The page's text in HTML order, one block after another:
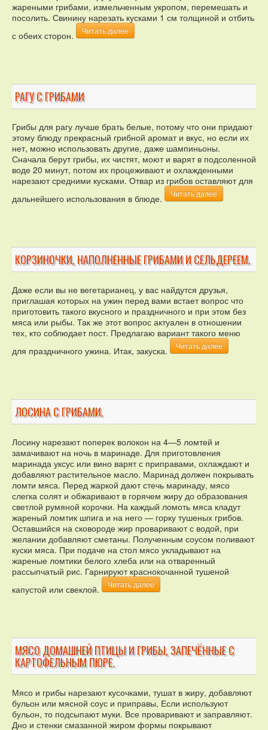
жареными грибами, измельченным укропом, перемешать и
посолить. Свинину нарезать кусками 1 см толщиной и отбить
с обеих сторон.
Читать далее
РАГУ С ГРИБАМИ
Грибы для рагу лучше брать белые, потому что они придают
этому блюду прекрасный грибной аромат и вкус, но если их
нет, можно использовать другие, даже шампиньоны.
Сначала берут грибы, их чистят, моют и варят в подсоленной
воде 20 минут, потом их процеживают и охлажденными
нарезают средними кусками. Отвар из грибов оставляют для
дальнейшего использования в блюде.
Читать далее
КОРЗИНОЧКИ, НАПОЛНЕННЫЕ ГРИБАМИ И СЕЛЬДЕРЕЕМ.
Даже если вы не вегетарианец, у вас найдутся друзья,
приглашая которых на ужин перед вами встает вопрос что
приготовить такого вкусного и праздничного и при этом без
мяса или рыбы. Так же этот вопрос актуален в отношении
тех, кто соблюдает пост. Предлагаю вариант такого меню
для праздничного ужина. Итак, закуска.
Читать далее
ЛОСИНА С ГРИБАМИ.
Лосину нарезают поперек волокон на 4—5 ломтей и
замачивают на ночь в маринаде. Для приготовления
маринада уксус или вино варят с приправами, охлаждают и
добавляют растительное масло. Маринад должен покрывать
ломти мяса. Перед жаркой дают стечь маринаду, мясо
слегка солят и обжаривают в горячем жиру до образования
светлой румяной корочки. На каждый ломоть мяса кладут
жареный ломтик шпига и на него — горку тушеных грибов.
Оставшийся на сковороде жир проваривают с водой, при
желании добавляют сметаны. Полученным соусом поливают
куски мяса. При подаче на стол мясо укладывают на
жареные ломтики белого хлеба или на отваренный
рассыпчатый рис. Гарнируют краснокочанной тушеной
капустой или свеклой.
Читать далее
МЯСО ДОМАШНЕЙ ПТИЦЫ И ГРИБЫ, ЗАПЕЧЁННЫЕ С
КАРТОФЕЛЬНЫМ ПЮРЕ.
Мясо и грибы нарезают кусочками, тушат в жиру, добавляют
бульон или мясной соус и приправы, Если используют
бульон, то подсыпают муки. Все проваривают и заправляют.
Дно и стенки смазанной жиром формы покрывают